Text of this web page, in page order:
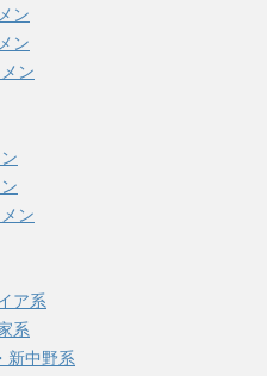
ン
ン
ン
ン
ア系
系
新中野系